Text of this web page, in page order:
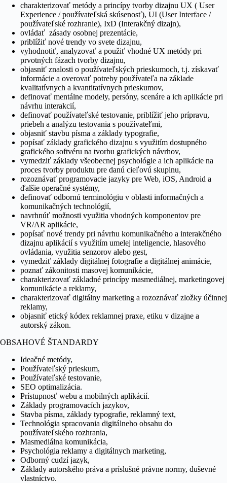
charakterizovať metódy a princípy tvorby dizajnu UX ( User
Experience / používateľská skúsenosť), UI (User Interface /
používateľské rozhranie), IxD (Interakčný dizajn),
ovládať zásady osobnej prezentácie,
priblížiť nové trendy vo svete dizajnu,
vyhodnotiť, analyzovať a použiť vhodné UX metódy pri
prvotných fázach tvorby dizajnu,
objasniť znalosti o používateľských prieskumoch, t.j. získavať
informácie a overovať potreby používateľa na základe
kvalitatívnych a kvantitatívnych prieskumov,
definovať mentálne modely, persóny, scenáre a ich aplikácie pri
návrhu interakcií,
definovať používateľské testovanie, priblížiť jeho prípravu,
priebeh a analýzu testovania s používateľmi,
objasniť stavbu písma a základy typografie,
popísať základy grafického dizajnu s využitím dostupného
grafického softvéru na tvorbu grafických návrhov,
vymedziť základy všeobecnej psychológie a ich aplikácie na
proces tvorby produktu pre danú cieľovú skupinu,
rozoznávať programovacie jazyky pre Web, iOS, Android a
ďalšie operačné systémy,
definovať odbornú terminológiu v oblasti informačných a
komunikačných technológií,
navrhnúť možnosti využitia vhodných komponentov pre
VR/AR aplikácie,
popísať nové trendy pri návrhu komunikačného a interakčného
dizajnu aplikácií s využitím umelej inteligencie, hlasového
ovládania, využitia senzorov alebo gest,
vymedziť základy digitálnej fotografie a digitálnej animácie,
poznať zákonitosti masovej komunikácie,
charakterizovať základné princípy masmediálnej, marketingovej
komunikácie a reklamy,
charakterizovať digitálny marketing a rozoznávať zložky účinnej
reklamy,
objasniť etický kódex reklamnej praxe, etiku v dizajne a
autorský zákon.
OBSAHOVÉ ŠTANDARDY
Ideačné metódy,
Používateľský prieskum,
Používateľské testovanie,
SEO optimalizácia.
Prístupnosť webu a mobilných aplikácií.
Základy programovacích jazykov,
Stavba písma, základy typografie, reklamný text,
Technológia spracovania digitálneho obsahu do
používateľského rozhrania,
Masmediálna komunikácia,
Psychológia reklamy a digitálnych marketing,
Odborný cudzí jazyk,
Základy autorského práva a príslušné právne normy, duševné
vlastníctvo.